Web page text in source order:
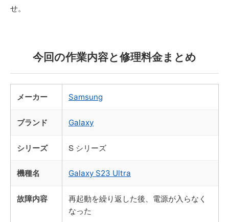
せ。
今回の作業内容と修理料金まとめ
メーカー Samsung
ブランド Galaxy
シリーズ S シリーズ
機種名 Galaxy S23 Ultra
故障内容
再起動を繰り返した後、電源が入らなく
なった